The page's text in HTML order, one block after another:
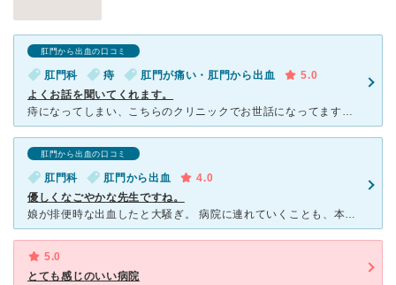
肛門から出血の口コミ
肛門科 痔 肛門が痛い・肛門から出血
5.0
よくお話を聞いてくれます。
痔になってしまい、こちらのクリニックでお世話になってます。先生は穏やかな感じの優しい先生で会社の検診結果などを持ってくと丁寧に教えてもらえます。 また、具合が悪くて来院すると、奥の処置室のベットで休
肛門から出血の口コミ
肛門科 肛門から出血
4.0
優しくなごやかな先生ですね。
娘が排便時な出血したと大騒ぎ。 病院に連れていくことも、本人は嫌がりますし 受診も大変かな。と覚悟し緊張し、訪れました。 受付で「今日はどうされました？」と聞かれ 思わず、娘と顔を赤らめ笑
5.0
とても感じのいい病院